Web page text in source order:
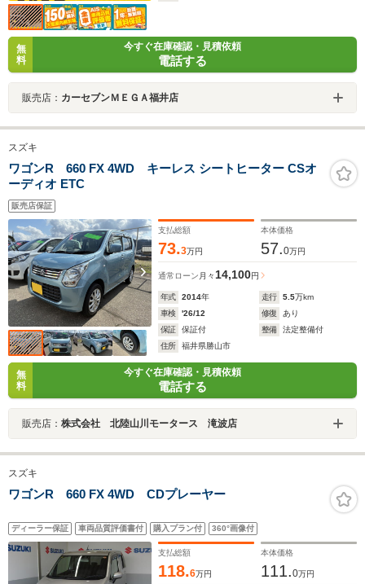
無
料
今すぐ在庫確認・見積依頼
電話する
販売店： カーセブンＭＥＧＡ福井店
スズキ
ワゴンR 660 FX 4WD キーレス シートヒーター CSオ
ーディオ ETC
販売店保証
支払総額
73.3万円
本体価格
57.0万円
通常ローン 月々 14,100円
年式 2014年 走行 5.5万km
車検
'26/12 修復
あり
保証
保証付 整備
法定整備付
住所
福井県勝山市
無
料
今すぐ在庫確認・見積依頼
電話する
販売店： 株式会社 北陸山川モータース 滝波店
スズキ
ワゴンR 660 FX 4WD CDプレーヤー
ディーラー保証 車両品質評価書付 購入プラン付 360°画像付
支払総額
118.6万円
本体価格
111.0万円